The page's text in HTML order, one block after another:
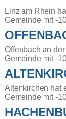
Linz am Rhein
Gemeinde mit -
Offenbach an
Gemeinde mit -
Altenkirchen hat
Gemeinde mit -